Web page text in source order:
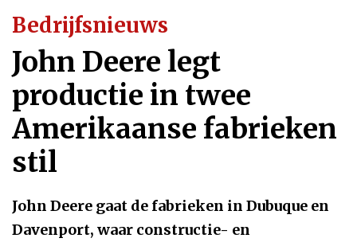
Bedrijfsnieuws
John Deere legt
productie in twee
Amerikaanse fabrieken
stil
John Deere gaat de fabrieken in Dubuque en
Davenport, waar constructie- en